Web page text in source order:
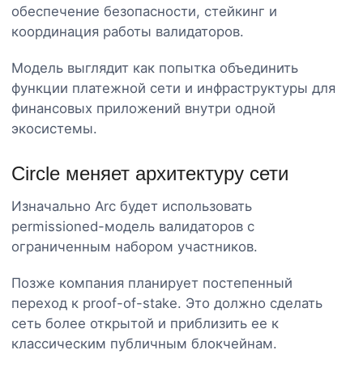
обеспечение безопасности, стейкинг и
координация работы валидаторов.
Модель выглядит как попытка объединить
функции платежной сети и инфраструктуры для
финансовых приложений внутри одной
экосистемы.
Circle меняет архитектуру сети
Изначально Arc будет использовать
permissioned-модель валидаторов с
ограниченным набором участников.
Позже компания планирует постепенный
переход к proof-of-stake. Это должно сделать
сеть более открытой и приблизить ее к
классическим публичным блокчейнам.